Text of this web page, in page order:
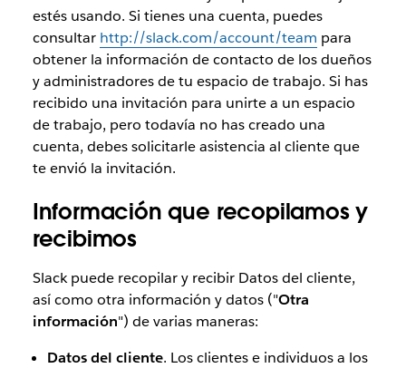
estés usando. Si tienes una cuenta, puedes
consultar http://slack.com/account/team para
obtener la información de contacto de los dueños
y administradores de tu espacio de trabajo. Si has
recibido una invitación para unirte a un espacio
de trabajo, pero todavía no has creado una
cuenta, debes solicitarle asistencia al cliente que
te envió la invitación.
Información que recopilamos y
recibimos
Slack puede recopilar y recibir Datos del cliente,
así como otra información y datos ("Otra
información") de varias maneras:
Datos del cliente. Los clientes e individuos a los